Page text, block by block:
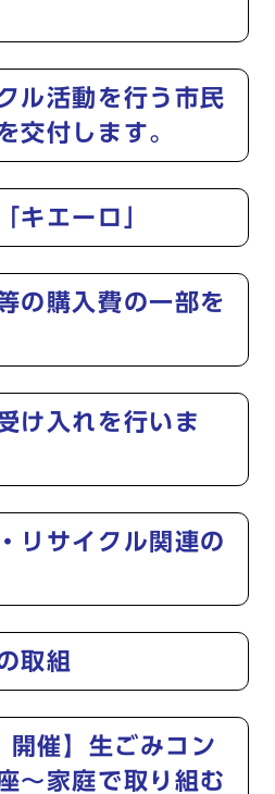
ル活動を行う市民
交付します。
キエーロ」
の購入費の一部を
け入れを行いま
リサイクル関連の
取組
催】生ごみコン
～家庭で取り組む